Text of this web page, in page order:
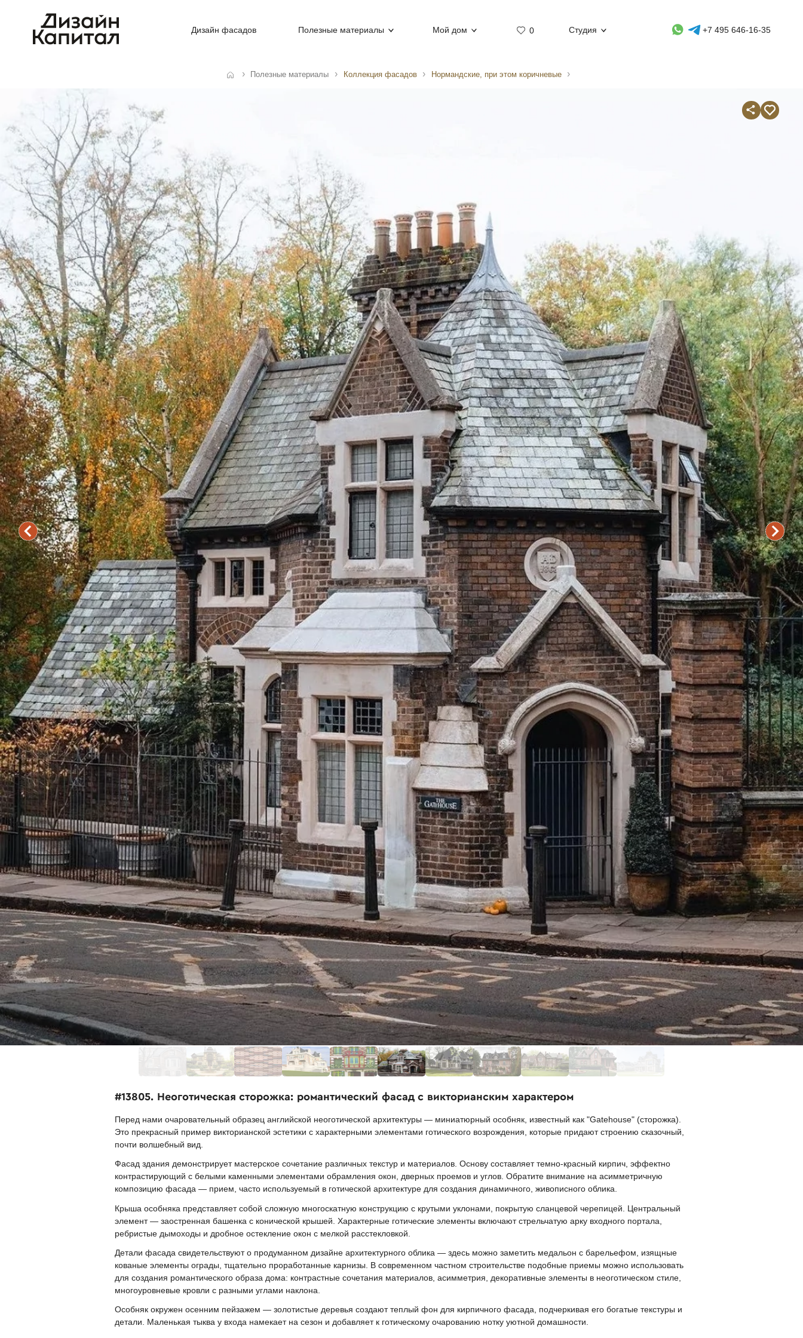
Дизайн фасадов Полезные материалы Мой дом 0 Студия Whatsapp контакт
Telegram контакт
+7 495 646-16-35
Полезные материалы Коллекция фасадов Нормандские, при этом коричневые
#13805. Неоготическая сторожка: романтический фасад с викторианским характером
Перед нами очаровательный образец английской неоготической архитектуры — миниатюрный особняк, известный как "Gatehouse" (сторожка).
Это прекрасный пример викторианской эстетики с характерными элементами готического возрождения, которые придают строению сказочный,
почти волшебный вид.
Фасад здания демонстрирует мастерское сочетание различных текстур и материалов. Основу составляет темно-красный кирпич, эффектно
контрастирующий с белыми каменными элементами обрамления окон, дверных проемов и углов. Обратите внимание на асимметричную
композицию фасада — прием, часто используемый в готической архитектуре для создания динамичного, живописного облика.
Крыша особняка представляет собой сложную многоскатную конструкцию с крутыми уклонами, покрытую сланцевой черепицей. Центральный
элемент — заостренная башенка с конической крышей. Характерные готические элементы включают стрельчатую арку входного портала,
ребристые дымоходы и дробное остекление окон с мелкой расстекловкой.
Детали фасада свидетельствуют о продуманном дизайне архитектурного облика — здесь можно заметить медальон с барельефом, изящные
кованые элементы ограды, тщательно проработанные карнизы. В современном частном строительстве подобные приемы можно использовать
для создания романтического образа дома: контрастные сочетания материалов, асимметрия, декоративные элементы в неоготическом стиле,
многоуровневые кровли с разными углами наклона.
Особняк окружен осенним пейзажем — золотистые деревья создают теплый фон для кирпичного фасада, подчеркивая его богатые текстуры и
детали. Маленькая тыква у входа намекает на сезон и добавляет к готическому очарованию нотку уютной домашности.